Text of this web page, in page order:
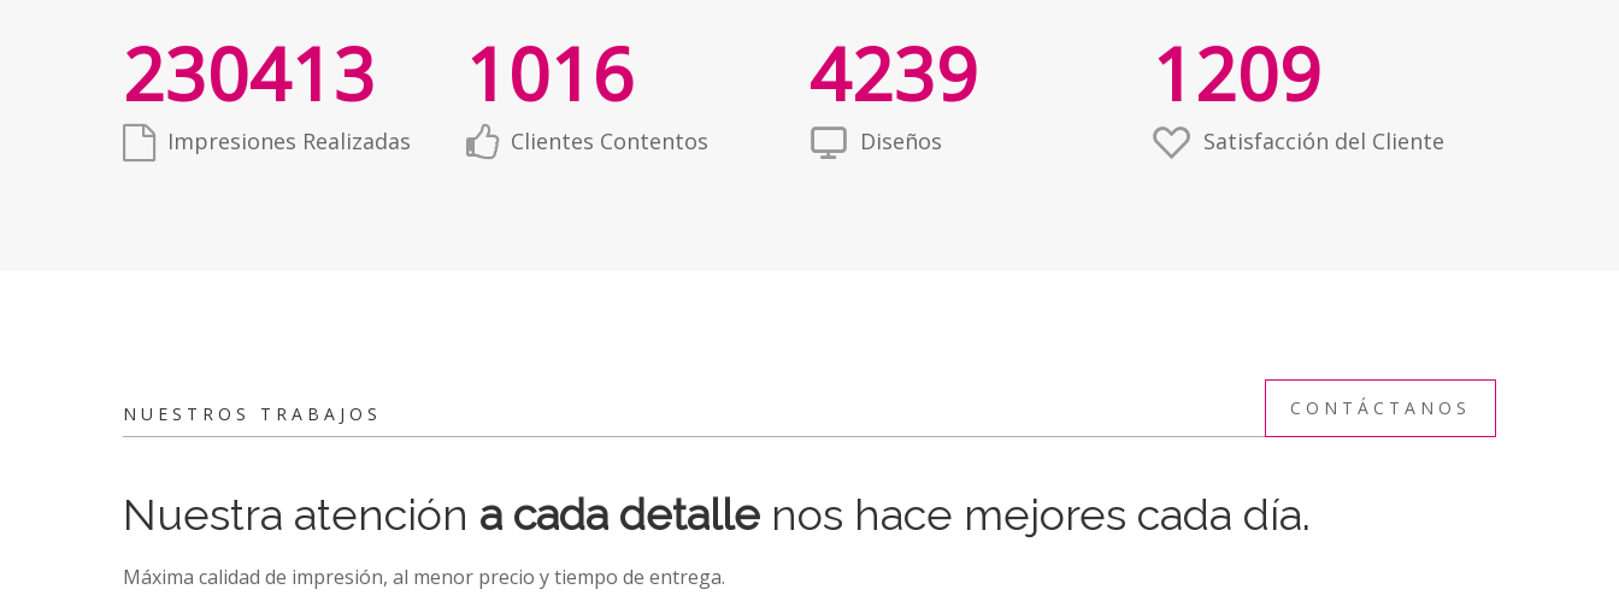
230413
Impresiones Realizadas
1016
Clientes Contentos
4239
Diseños
1209
Satisfacción del Cliente
CONTÁCTANOS
NUESTROS TRABAJOS
Nuestra atención a cada detalle nos hace mejores cada día.
Máxima calidad de impresión, al menor precio y tiempo de entrega.